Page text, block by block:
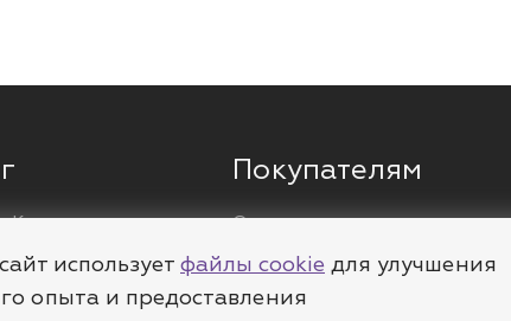
Кольца
Цепи
Пирсинг
Покупателям
О компании
Доставка
Полезное
использует файлы cookie для улучшения
опыта и предоставления